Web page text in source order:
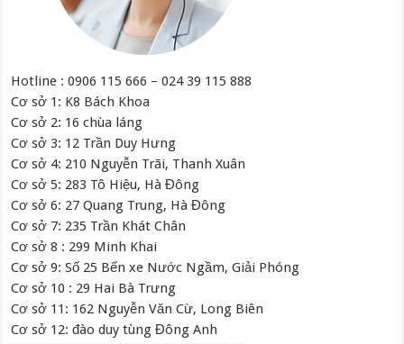
Hotline : 0906 115 666 – 024 39 115 888
Cơ sở 1: K8 Bách Khoa
Cơ sở 2: 16 chùa láng
Cơ sở 3: 12 Trần Duy Hưng
Cơ sở 4: 210 Nguyễn Trãi, Thanh Xuân
Cơ sở 5: 283 Tô Hiệu, Hà Đông
Cơ sở 6: 27 Quang Trung, Hà Đông
Cơ sở 7: 235 Trần Khát Chân
Cơ sở 8 : 299 Minh Khai
Cơ sở 9: Số 25 Bến xe Nước Ngầm, Giải Phóng
Cơ sở 10 : 29 Hai Bà Trưng
Cơ sở 11: 162 Nguyễn Văn Cừ, Long Biên
Cơ sở 12: đào duy tùng Đông Anh